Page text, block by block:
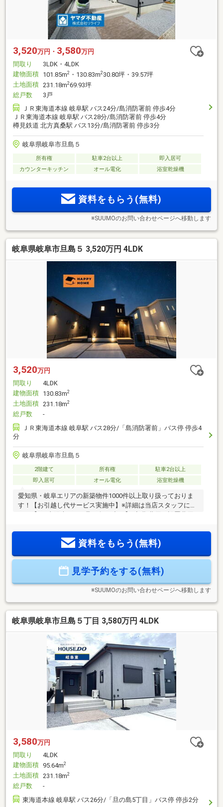
3,520万円・ 3,580万円
間取り
3LDK・4LDK
建物面積 101.85m2 ・130.83m2 30.80坪・39.57坪
土地面積 231.18m269.93坪
総戸数
3戸
ＪＲ東海道本線 岐阜駅 バス24分/島消防署前 停歩4分
ＪＲ東海道本線 岐阜駅 バス28分/島消防署前 停歩4分
樽見鉄道 北方真桑駅 バス13分/島消防署前 停歩3分
岐阜県岐阜市旦島５
所有権 駐車2台以上
即入居可
カウンターキッチン
オール電化 浴室乾燥機
資料をもらう(無料)
※SUUMOのお問い合わせページへ移動します
岐阜県岐阜市旦島５ 3,520万円 4LDK
3,520万円
間取り
4LDK
建物面積 130.83m2
土地面積 231.18m2
総戸数
-
ＪＲ東海道本線 岐阜駅 バス28分/「島消防署前」バス停 停歩4
分
岐阜県岐阜市旦島５
2階建て 所有権
駐車2台以上
即入居可
オール電化 浴室乾燥機
愛知県・岐阜エリアの新築物件1000件以上取り扱っておりま
す！【お引越し代サービス実施中】※詳細は当店スタッフに
店スタッフにて!■当日ご案内可能！！スピード対応致します！
【お電話：0586-75-1137】にご連絡ください！※年中無休！9
資金計画でご不安な方もお任せください！＊車ローンやその
資料をもらう(無料)
見学予約をする(無料)
※SUUMOのお問い合わせページへ移動します
岐阜県岐阜市旦島５丁目 3,580万円 4LDK
3,580万円
間取り
4LDK
建物面積 95.64m2
土地面積 231.18m2
総戸数
-
東海道本線 岐阜駅 バス26分/「旦の島5丁目」バス停 停歩2分